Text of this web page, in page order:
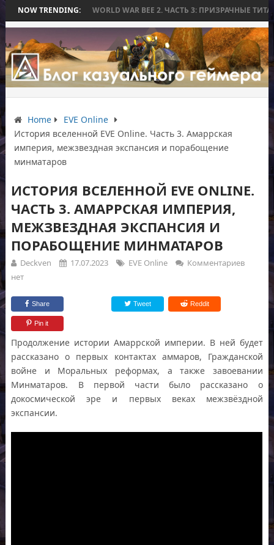
NOW TRENDING:
WORLD WAR BEE 2. ЧАСТЬ 3: ПРИЗРАЧНЫЕ ТИТАНЫ И
Home
EVE Online
История вселенной EVE Online. Часть 3. Амаррская
империя, межзвездная экспансия и порабощение
минматаров
ИСТОРИЯ ВСЕЛЕННОЙ EVE ONLINE.
ЧАСТЬ 3. АМАРРСКАЯ ИМПЕРИЯ,
МЕЖЗВЕЗДНАЯ ЭКСПАНСИЯ И
ПОРАБОЩЕНИЕ МИНМАТАРОВ
Deckven 17.07.2023 EVE Online
Комментариев
нет
Share Tweet Reddit
Pin it
Продолжение истории Амаррской империи. В ней будет
рассказано о первых контактах аммаров, Гражданской
войне и Моральных реформах, а также завоевании
Минматаров. В первой части было рассказано о
докосмической эре и первых веках межзвёздной
экспансии.